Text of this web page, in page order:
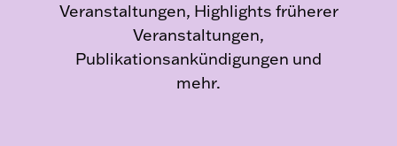
Veranstaltungen, Highlights früherer
Veranstaltungen,
Publikationsankündigungen und
mehr.